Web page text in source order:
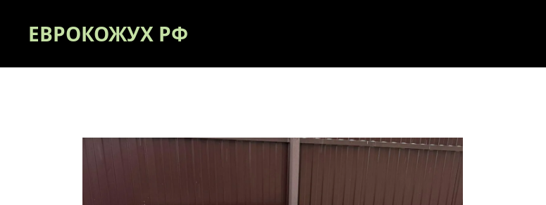
ЕВРОКОЖУХ РФ